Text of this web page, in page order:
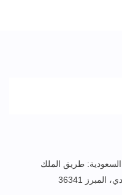
السعودية: طريق الملك
36341